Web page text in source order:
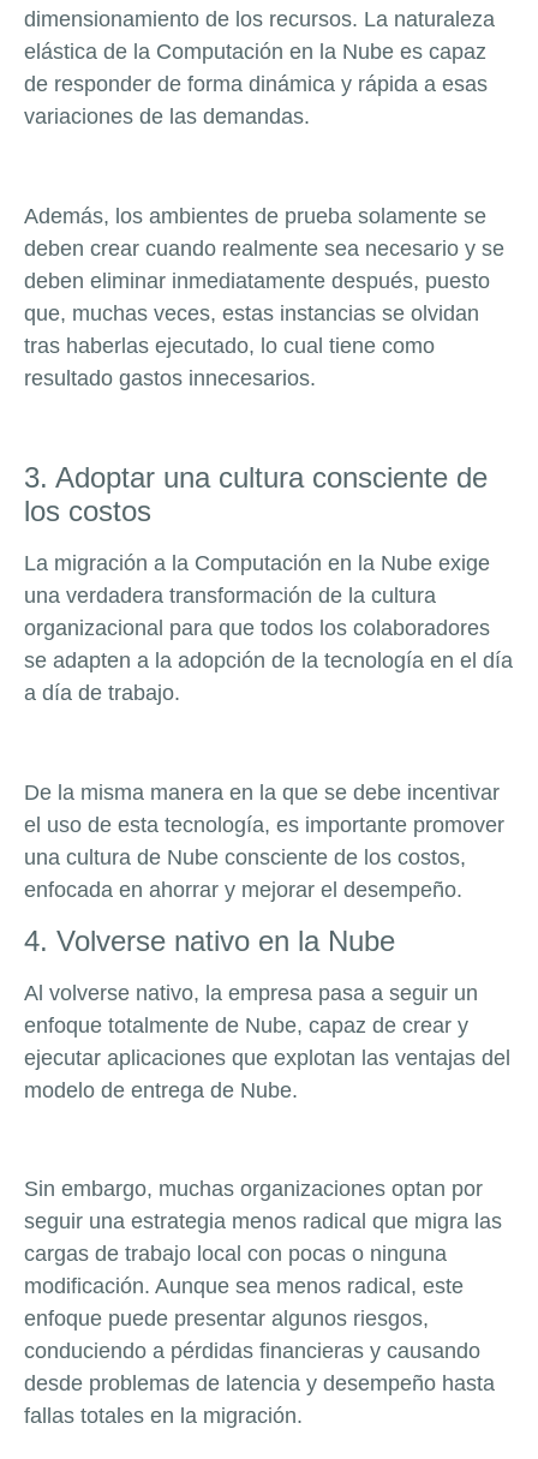
dimensionamiento de los recursos. La naturaleza
elástica de la Computación en la Nube es capaz
de responder de forma dinámica y rápida a esas
variaciones de las demandas.
Además, los ambientes de prueba solamente se
deben crear cuando realmente sea necesario y se
deben eliminar inmediatamente después, puesto
que, muchas veces, estas instancias se olvidan
tras haberlas ejecutado, lo cual tiene como
resultado gastos innecesarios.
3. Adoptar una cultura consciente de
los costos
La migración a la Computación en la Nube exige
una verdadera transformación de la cultura
organizacional para que todos los colaboradores
se adapten a la adopción de la tecnología en el día
a día de trabajo.
De la misma manera en la que se debe incentivar
el uso de esta tecnología, es importante promover
una cultura de Nube consciente de los costos,
enfocada en ahorrar y mejorar el desempeño.
4. Volverse nativo en la Nube
Al volverse nativo, la empresa pasa a seguir un
enfoque totalmente de Nube, capaz de crear y
ejecutar aplicaciones que explotan las ventajas del
modelo de entrega de Nube.
Sin embargo, muchas organizaciones optan por
seguir una estrategia menos radical que migra las
cargas de trabajo local con pocas o ninguna
modificación. Aunque sea menos radical, este
enfoque puede presentar algunos riesgos,
conduciendo a pérdidas financieras y causando
desde problemas de latencia y desempeño hasta
fallas totales en la migración.